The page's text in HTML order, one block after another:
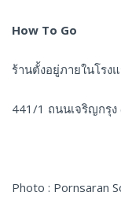
How To Go
ร้านตั้งอยู่ภายในโรง
441/1 ถนนเจริญกรุง
Photo : Pornsaran